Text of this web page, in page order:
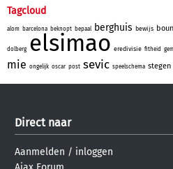
Tagcloud
alom barcelona beknopt bepaal berghuis bewijs
dolberg elsimao eredivisie fitheid
mie ongelijk oscar post sevic speelschema stegen
Direct naar
Aanmelden / inloggen